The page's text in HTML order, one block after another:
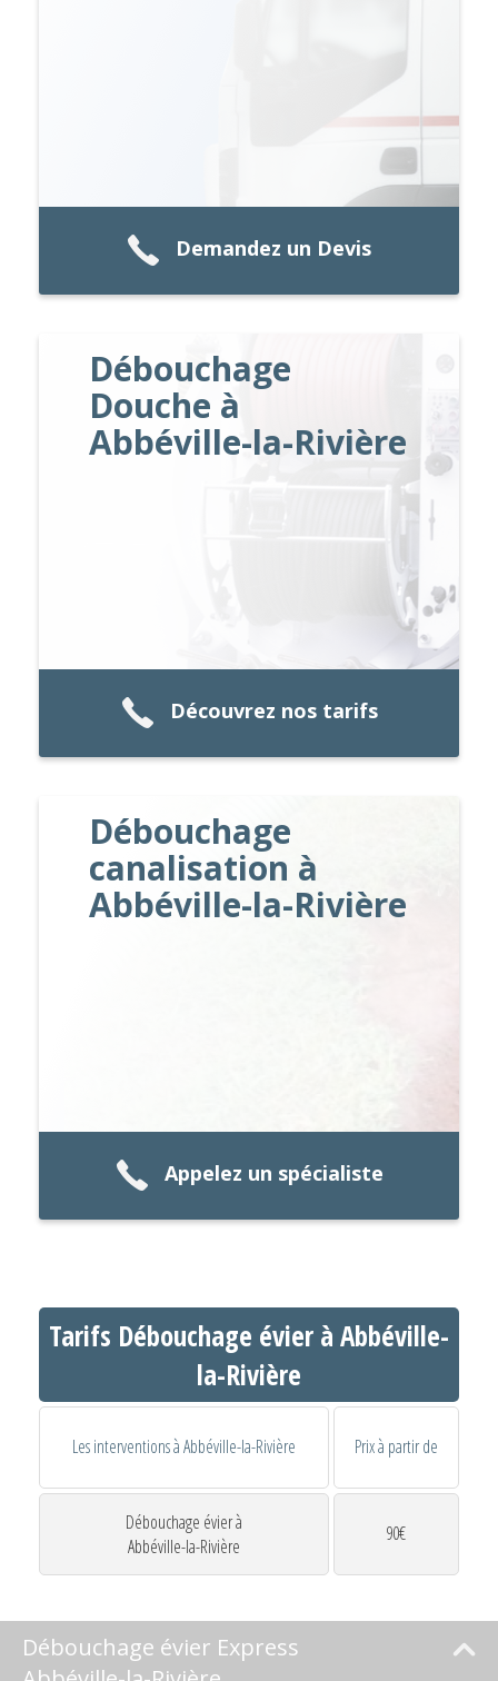
Demandez un Devis
Débouchage
Douche à
Abbéville-la-Rivière
Découvrez nos tarifs
Débouchage
canalisation à
Abbéville-la-Rivière
Appelez un spécialiste
Tarifs Débouchage évier à Abbéville-
la-Rivière
Les interventions à Abbéville-la-Rivière Prix à partir de
Débouchage évier à
Abbéville-la-Rivière
90€
Débouchage évier Express